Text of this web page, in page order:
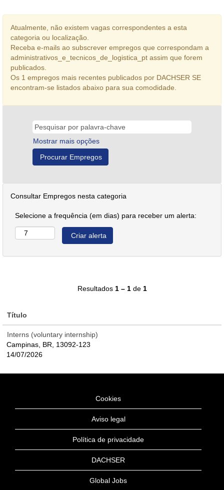
Atualmente, não existem vagas correspondentes a esta
categoria ou localização.
Receba e-mails ao subscrever empregos que correspondam a
administrativos_e_tecnicos_de_logistica_pt assim que forem
publicados.
Os 1 empregos mais recentes publicados por DACHSER SE
encontram-se listados abaixo para sua comodidade.
Mostrar mais opções
Consultar Empregos nesta categoria
Selecione a frequência (em dias) para receber um alerta:
Resultados 1 – 1de 1
Título
Interns (voluntary internship)
Campinas, BR, 13092-123
14/07/2026
Cookies
Aviso legal
Política de privacidade
DACHSER
Global Jobs